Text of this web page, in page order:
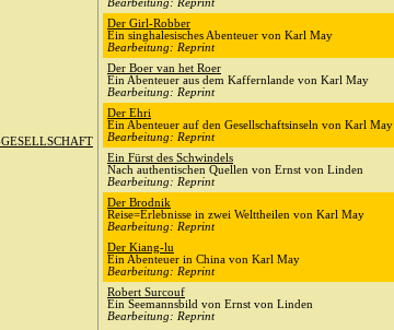
Bearbeitung: Reprint
Der Girl-Robber
Ein singhalesisches Abenteuer von Karl May
Bearbeitung: Reprint
Der Boer van het Roer
Ein Abenteuer aus dem Kaffernlande von Karl May
Bearbeitung: Reprint
Der Ehri
Ein Abenteuer auf den Gesellschaftsinseln von Karl May
Bearbeitung: Reprint
Ein Fürst des Schwindels
Nach authentischen Quellen von Ernst von Linden
Bearbeitung: Reprint
Der Brodnik
Reise=Erlebnisse in zwei Welttheilen von Karl May
Bearbeitung: Reprint
Der Kiang-lu
Ein Abenteuer in China von Karl May
Bearbeitung: Reprint
Robert Surcouf
Ein Seemannsbild von Ernst von Linden
Bearbeitung: Reprint